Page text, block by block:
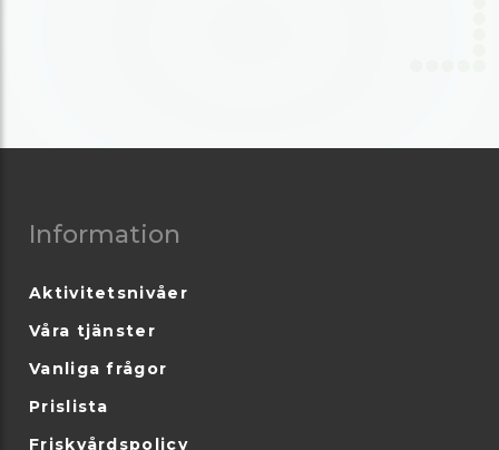
Information
Aktivitetsnivåer
Våra tjänster
Vanliga frågor
Prislista
Friskvårdspolicy